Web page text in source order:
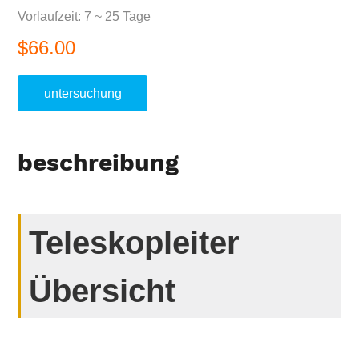
Vorlaufzeit: 7 ~ 25 Tage
$66.00
untersuchung
beschreibung
Teleskopleiter
Übersicht